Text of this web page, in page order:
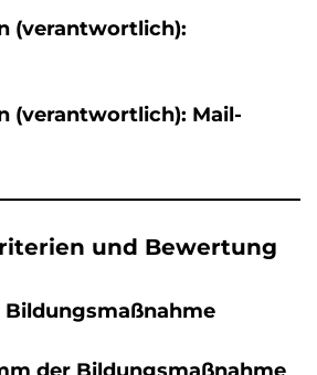
(verantwortlich):
(verantwortlich): Mail-
und Bewertung
Bildungsmaßnahme